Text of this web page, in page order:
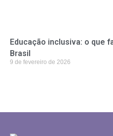
Educação inclusiva: o que
Brasil
9 de fevereiro de 2026